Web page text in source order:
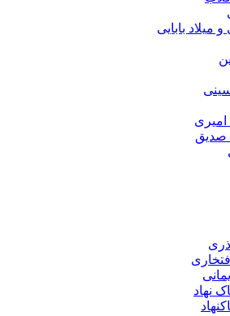
میلاد بابایی
امیری
صدیق
نهاد